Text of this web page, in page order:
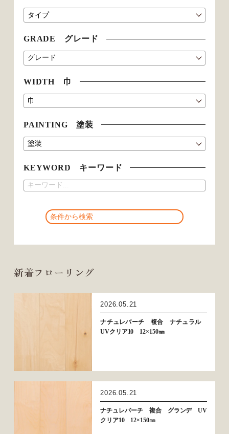
GRADE グレード
WIDTH 巾
PAINTING 塗装
KEYWORD キーワード
新着フローリング
2026.05.21
ナチュレバーチ 複合 ナチュラル
UVクリア10 12×150㎜
2026.05.21
ナチュレバーチ 複合 グランデ UV
クリア10 12×150㎜